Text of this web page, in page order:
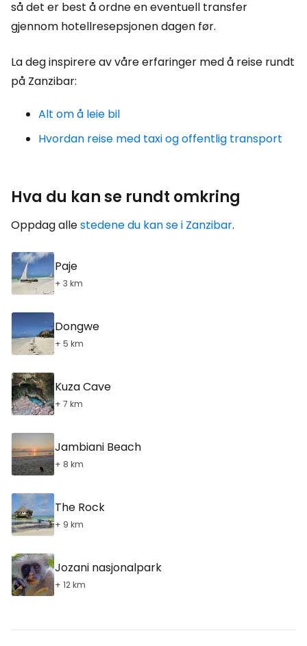
så det er best å ordne en eventuell transfer
gjennom hotellresepsjonen dagen før.
La deg inspirere av våre erfaringer med å reise rundt
på Zanzibar:
Alt om å leie bil
Hvordan reise med taxi og offentlig transport
Hva du kan se rundt omkring
Oppdag allestedene du kan se i Zanzibar.
Paje
+ 3 km
Dongwe
+ 5 km
Kuza Cave
+ 7 km
Jambiani Beach
+ 8 km
The Rock
+ 9 km
Jozani nasjonalpark
+ 12 km